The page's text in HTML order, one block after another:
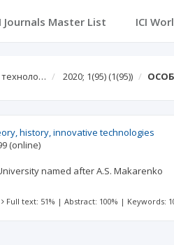
Journals Master List ICI
техноло… 2020; 1(95) (1(95))
history, innovative technologies
(online)
named after A.S. Makarenko
Full text: 51% |Abstract: 100% | Keywords: